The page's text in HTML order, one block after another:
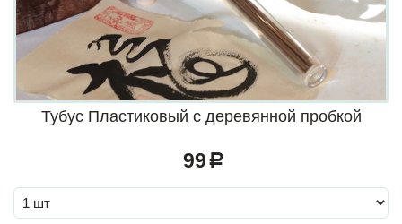
Тубус Пластиковый с деревянной пробкой
99 a